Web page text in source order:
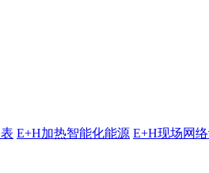
E+H加热智能化能源 E+H现场网